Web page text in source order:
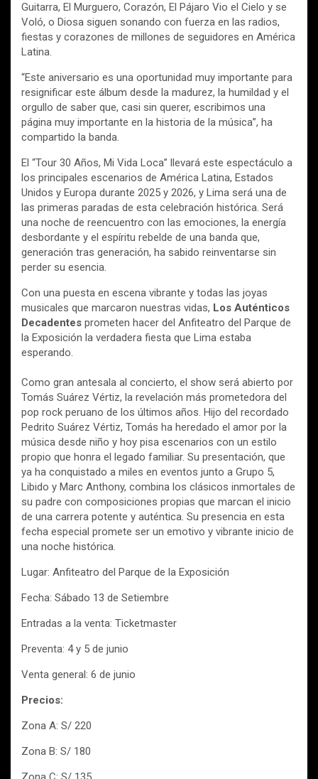
Guitarra, El Murguero, Corazón, El Pájaro Vio el Cielo y se
Voló, o Diosa siguen sonando con fuerza en las radios,
fiestas y corazones de millones de seguidores en América
Latina.
“Este aniversario es una oportunidad muy importante para
resignificar este álbum desde la madurez, la humildad y el
orgullo de saber que, casi sin querer, escribimos una
página muy importante en la historia de la música”, ha
compartido la banda.
El “Tour 30 Años, Mi Vida Loca” llevará este espectáculo a
los principales escenarios de América Latina, Estados
Unidos y Europa durante 2025 y 2026, y Lima será una de
las primeras paradas de esta celebración histórica. Será
una noche de reencuentro con las emociones, la energía
desbordante y el espíritu rebelde de una banda que,
generación tras generación, ha sabido reinventarse sin
perder su esencia.
Con una puesta en escena vibrante y todas las joyas
musicales que marcaron nuestras vidas, Los Auténticos
Decadentes prometen hacer del Anfiteatro del Parque de
la Exposición la verdadera fiesta que Lima estaba
esperando.
Como gran antesala al concierto, el show será abierto por
Tomás Suárez Vértiz, la revelación más prometedora del
pop rock peruano de los últimos años. Hijo del recordado
Pedrito Suárez Vértiz, Tomás ha heredado el amor por la
música desde niño y hoy pisa escenarios con un estilo
propio que honra el legado familiar. Su presentación, que
ya ha conquistado a miles en eventos junto a Grupo 5,
Libido y Marc Anthony, combina los clásicos inmortales de
su padre con composiciones propias que marcan el inicio
de una carrera potente y auténtica. Su presencia en esta
fecha especial promete ser un emotivo y vibrante inicio de
una noche histórica.
Lugar: Anfiteatro del Parque de la Exposición
Fecha: Sábado 13 de Setiembre
Entradas a la venta: Ticketmaster
Preventa: 4 y 5 de junio
Venta general: 6 de junio
Precios:
Zona A: S/ 220
Zona B: S/ 180